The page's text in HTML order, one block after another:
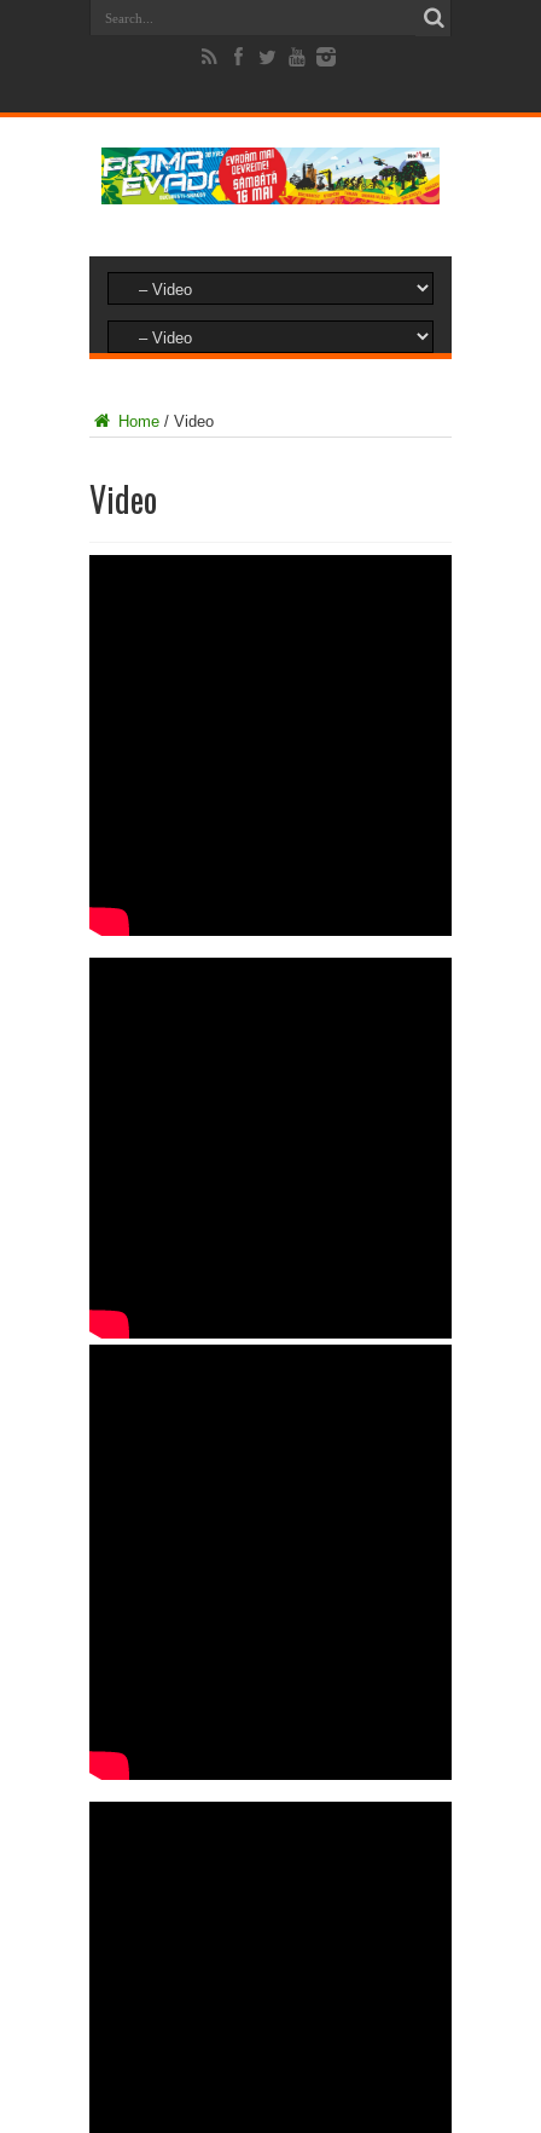
Home / Video
Video